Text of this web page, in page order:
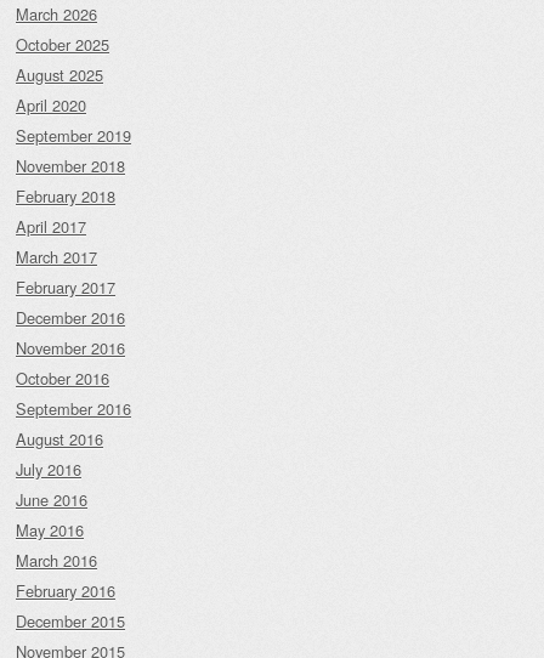
March 2026
October 2025
August 2025
April 2020
September 2019
November 2018
February 2018
April 2017
March 2017
February 2017
December 2016
November 2016
October 2016
September 2016
August 2016
July 2016
June 2016
May 2016
March 2016
February 2016
December 2015
November 2015